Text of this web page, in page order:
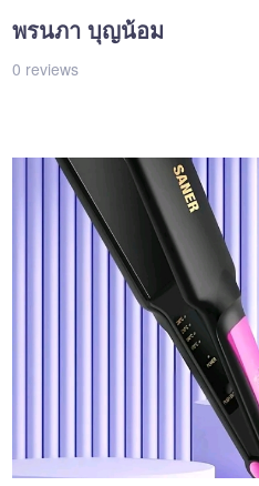
พรนภา บุญน้อม
0 reviews